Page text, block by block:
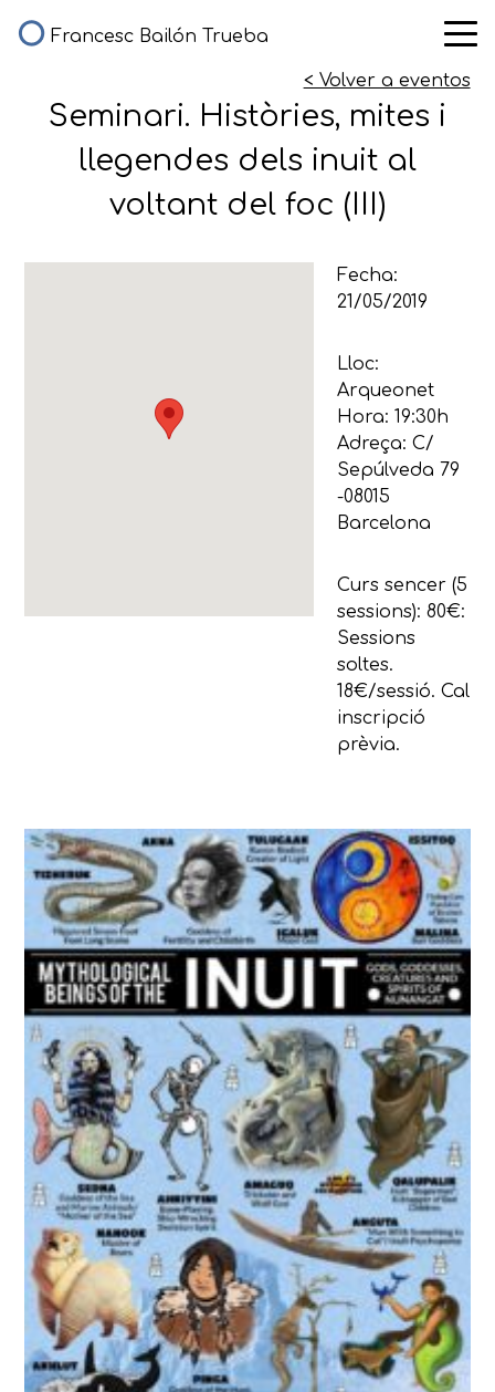
Francesc Bailón Trueba
< Volver a eventos
Seminari. Històries, mites i
llegendes dels inuit al
voltant del foc (III)
Fecha:
21/05/2019
Lloc:
Arqueonet
Hora: 19:30h
Adreça: C/
Sepúlveda 79
-08015
Barcelona
Curs sencer (5
sessions): 80€:
Sessions
soltes.
18€/sessió. Cal
inscripció
prèvia.